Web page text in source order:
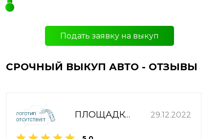
Подать заявку на выкуп
СРОЧНЫЙ ВЫКУП АВТО - ОТЗЫВЫ
ПЛОЩАДКА НА КАПИТАНСКОЙ 10 29.12.2022